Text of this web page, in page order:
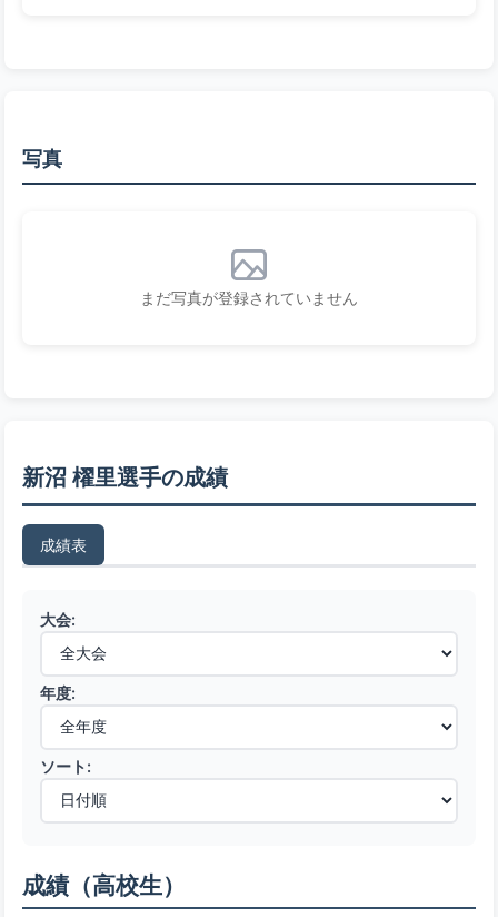
写真
まだ写真が登録されていません
新沼 櫂里選手の成績
成績表
大会:
年度:
ソート:
成績（高校生）